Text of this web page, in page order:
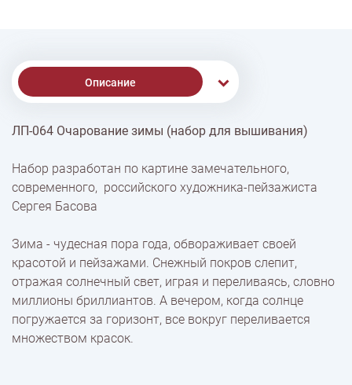
Описание
% Скидки
Доставка
Оплата
ЛП-064 Очарование зимы (набор для вышивания)
Набор разработан по картине замечательного,
современного, российского художника-пейзажиста
Сергея Басова
Зима - чудесная пора года, обвораживает своей
красотой и пейзажами. Снежный покров слепит,
отражая солнечный свет, играя и переливаясь, словно
миллионы бриллиантов. А вечером, когда солнце
погружается за горизонт, все вокруг переливается
множеством красок.